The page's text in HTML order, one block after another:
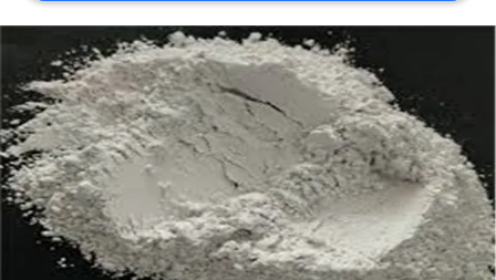
NOUVELLES
LES
AFFAIRES
DEMANDEZ
UN DEVIS